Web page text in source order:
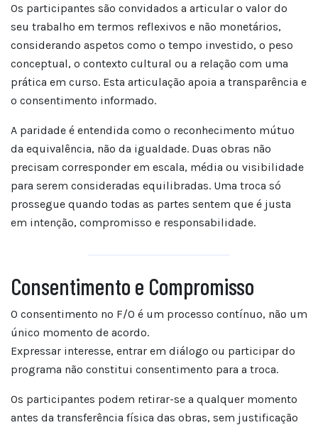
Os participantes são convidados a articular o valor do
seu trabalho em termos reflexivos e não monetários,
considerando aspetos como o tempo investido, o peso
conceptual, o contexto cultural ou a relação com uma
prática em curso. Esta articulação apoia a transparência e
o consentimento informado.
A paridade é entendida como o reconhecimento mútuo
da equivalência, não da igualdade. Duas obras não
precisam corresponder em escala, média ou visibilidade
para serem consideradas equilibradas. Uma troca só
prossegue quando todas as partes sentem que é justa
em intenção, compromisso e responsabilidade.
Consentimento e Compromisso
O consentimento no F/O é um processo contínuo, não um
único momento de acordo.
Expressar interesse, entrar em diálogo ou participar do
programa não constitui consentimento para a troca.
Os participantes podem retirar-se a qualquer momento
antes da transferência física das obras, sem justificação